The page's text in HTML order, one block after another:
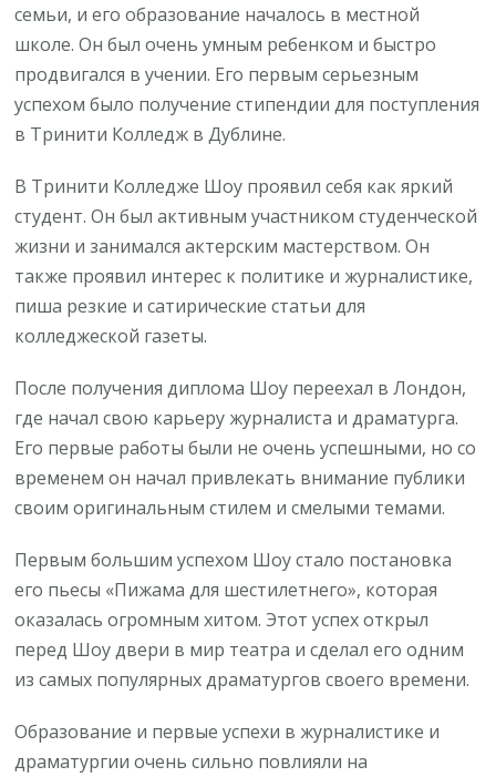
семьи, и его образование началось в местной
школе. Он был очень умным ребенком и быстро
продвигался в учении. Его первым серьезным
успехом было получение стипендии для поступления
в Тринити Колледж в Дублине.
В Тринити Колледже Шоу проявил себя как яркий
студент. Он был активным участником студенческой
жизни и занимался актерским мастерством. Он
также проявил интерес к политике и журналистике,
пиша резкие и сатирические статьи для
колледжеской газеты.
После получения диплома Шоу переехал в Лондон,
где начал свою карьеру журналиста и драматурга.
Его первые работы были не очень успешными, но со
временем он начал привлекать внимание публики
своим оригинальным стилем и смелыми темами.
Первым большим успехом Шоу стало постановка
его пьесы «Пижама для шестилетнего», которая
оказалась огромным хитом. Этот успех открыл
перед Шоу двери в мир театра и сделал его одним
из самых популярных драматургов своего времени.
Образование и первые успехи в журналистике и
драматургии очень сильно повлияли на